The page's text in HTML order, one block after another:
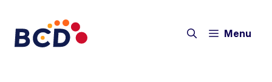
contenuto
Menu